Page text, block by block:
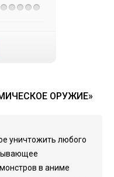
ОРУЖИЕ»
уничтожить любого
в аниме